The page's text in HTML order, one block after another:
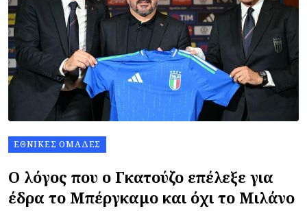
ΕΘΝΙΚΈΣ ΟΜΆΔΕΣ
Ο λόγος που ο Γκατούζο επέλεξε για
έδρα το Μπέργκαμο και όχι το Μιλάνο